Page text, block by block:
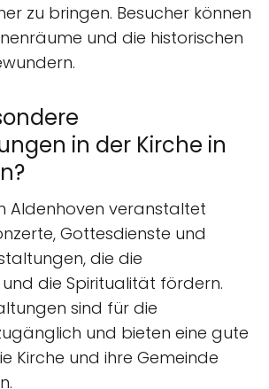
zu bringen. Besucher können
und die historischen
in der Kirche in
Aldenhoven veranstaltet
Gottesdienste und
die die
die Spiritualität fördern.
sind für die
und bieten eine gute
Kirche und ihre Gemeinde